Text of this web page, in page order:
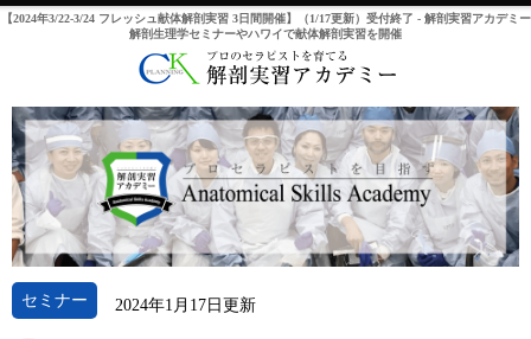
【2024年3/22-3/24 フレッシュ献体解剖実習 3日間開催】（1/17更新）受付終了 - 解剖実習アカデミー
解剖生理学セミナーやハワイで献体解剖実習を開催
セミナー 2024年1月17日更新